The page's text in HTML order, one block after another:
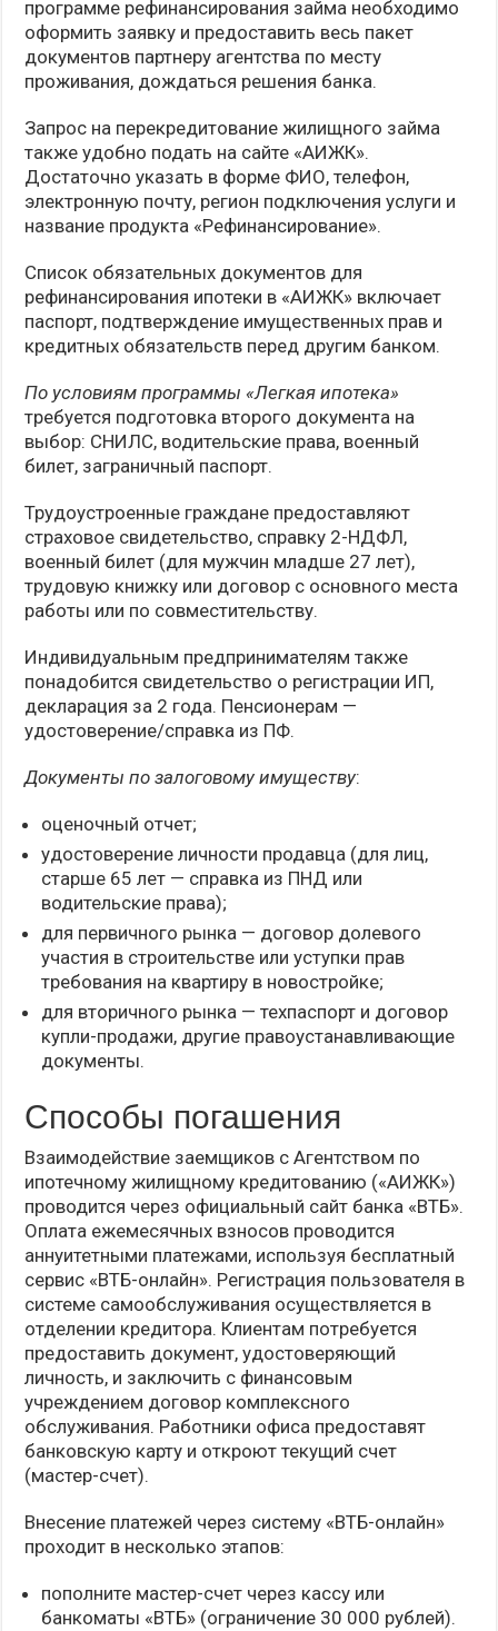
программе рефинансирования займа необходимо
оформить заявку и предоставить весь пакет
документов партнеру агентства по месту
проживания, дождаться решения банка.
Запрос на перекредитование жилищного займа
также удобно подать на сайте «АИЖК».
Достаточно указать в форме ФИО, телефон,
электронную почту, регион подключения услуги и
название продукта «Рефинансирование».
Список обязательных документов для
рефинансирования ипотеки в «АИЖК» включает
паспорт, подтверждение имущественных прав и
кредитных обязательств перед другим банком.
По условиям программы «Легкая ипотека»
требуется подготовка второго документа на
выбор: СНИЛС, водительские права, военный
билет, заграничный паспорт.
Трудоустроенные граждане предоставляют
страховое свидетельство, справку 2-НДФЛ,
военный билет (для мужчин младше 27 лет),
трудовую книжку или договор с основного места
работы или по совместительству.
Индивидуальным предпринимателям также
понадобится свидетельство о регистрации ИП,
декларация за 2 года. Пенсионерам —
удостоверение/справка из ПФ.
Документы по залоговому имуществу:
оценочный отчет;
удостоверение личности продавца (для лиц,
старше 65 лет — справка из ПНД или
водительские права);
для первичного рынка — договор долевого
участия в строительстве или уступки прав
требования на квартиру в новостройке;
для вторичного рынка — техпаспорт и договор
купли-продажи, другие правоустанавливающие
документы.
Способы погашения
Взаимодействие заемщиков с Агентством по
ипотечному жилищному кредитованию («АИЖК»)
проводится через официальный сайт банка «ВТБ».
Оплата ежемесячных взносов проводится
аннуитетными платежами, используя бесплатный
сервис «ВТБ-онлайн». Регистрация пользователя в
системе самообслуживания осуществляется в
отделении кредитора. Клиентам потребуется
предоставить документ, удостоверяющий
личность, и заключить с финансовым
учреждением договор комплексного
обслуживания. Работники офиса предоставят
банковскую карту и откроют текущий счет
(мастер-счет).
Внесение платежей через систему «ВТБ-онлайн»
проходит в несколько этапов:
пополните мастер-счет через кассу или
банкоматы «ВТБ» (ограничение 30 000 рублей).